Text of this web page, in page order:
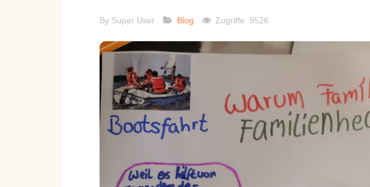
By Super User Blog Zugriffe: 9526